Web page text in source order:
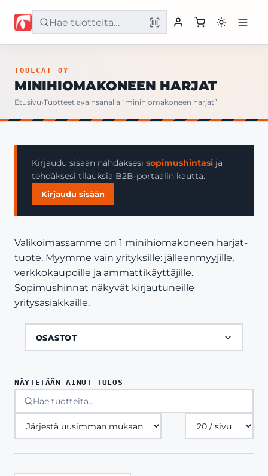
Etusivu
Yritys
Yhteystiedot
TOOLCAT OY
MINIHIOMAKONEEN HARJAT
Etusivu›Tuotteet avainsanalla “minihiomakoneen harjat”
Kirjaudu sisään nähdäksesi sopimushintasi ja
tehdäksesi tilauksia B2B-portaalin kautta.
Kirjaudu sisään
Valikoimassamme on 1 minihiomakoneen harjat-
tuote. Myymme vain yrityksille: jälleenmyyjille,
verkkokaupoille ja ammattikäyttäjille.
Sopimushinnat näkyvät kirjautuneille
yritysasiakkaille.
OSASTOT
NÄYTETÄÄN AINUT TULOS
Tuotteita
sivulla